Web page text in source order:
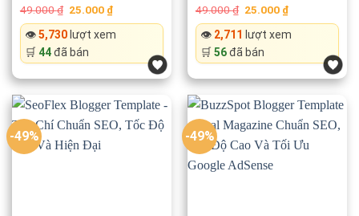
bị
Template hiển thị hoàn hảo trên:
📱 Điện thoại
📲 Máy tính bảng
💻 Laptop
Rated5.00
out of 5
49.000₫ Original
was:
49.000 ₫.
25.000 ₫Current
price
is:
25.000 ₫.
👁️5,730lượt xem
🛒 44đã bán
Rated5.00
out of 5
49.000₫ Original
was:
49.000 ₫.
25.000 ₫Current
price
is:
25.000 ₫.
👁️ 2,711 lượt xem
🛒 56đã bán
-49% -49%